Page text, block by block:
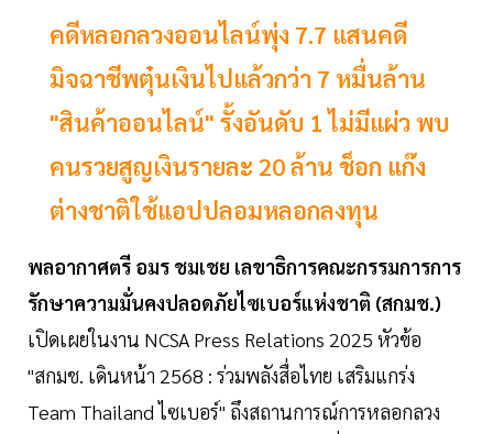
คดีหลอกลวงออนไลน์พุ่ง 7.7 แสนคดี
มิจฉาชีพตุ๋นเงินไปแล้วกว่า 7 หมื่นล้าน
"สินค้าออนไลน์" รั้งอันดับ 1 ไม่มีแผ่ว พบ
คนรวยสูญเงินรายละ 20 ล้าน ช็อก แก๊ง
ต่างชาติใช้แอปปลอมหลอกลงทุน
พลอากาศตรี อมร ชมเชย เลขาธิการคณะกรรมการการ
รักษาความมั่นคงปลอดภัยไซเบอร์แห่งชาติ (สกมช.)
เปิดเผยในงาน NCSA Press Relations 2025 หัวข้อ
"สกมช. เดินหน้า 2568 : ร่วมพลังสื่อไทย เสริมแกร่ง
Team Thailand ไซเบอร์" ถึงสถานการณ์การหลอกลวง